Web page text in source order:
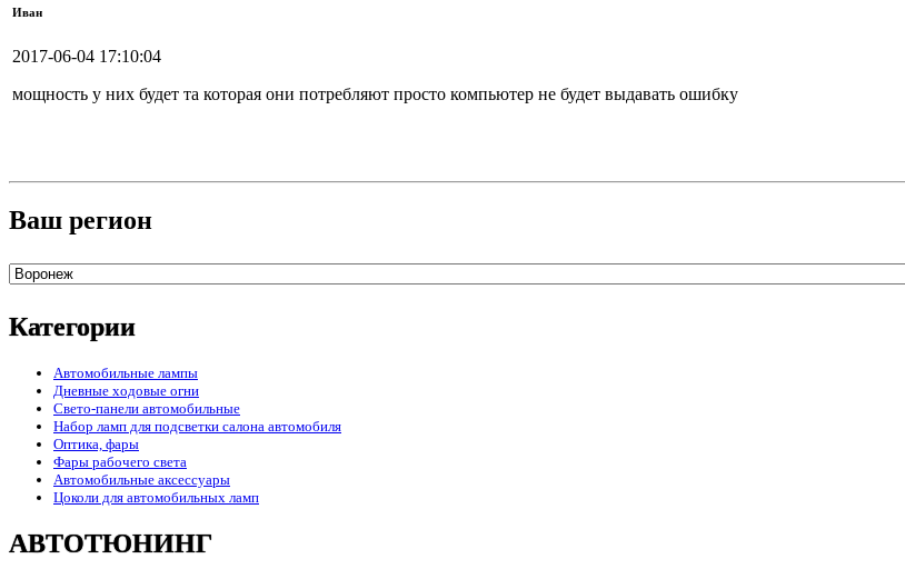
Иван
2017-06-04 17:10:04
мощность у них будет та которая они потребляют просто компьютер не будет выдавать ошибку
Ваш регион
Категории
Автомобильные лампы
Дневные ходовые огни
Свето-панели автомобильные
Набор ламп для подсветки салона автомобиля
Оптика, фары
Фары рабочего света
Автомобильные аксессуары
Цоколи для автомобильных ламп
АВТОТЮНИНГ